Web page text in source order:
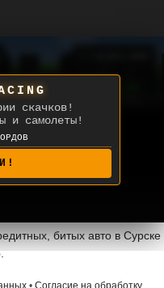
скачков!
и самолеты!
56027
битых авто в Сурске